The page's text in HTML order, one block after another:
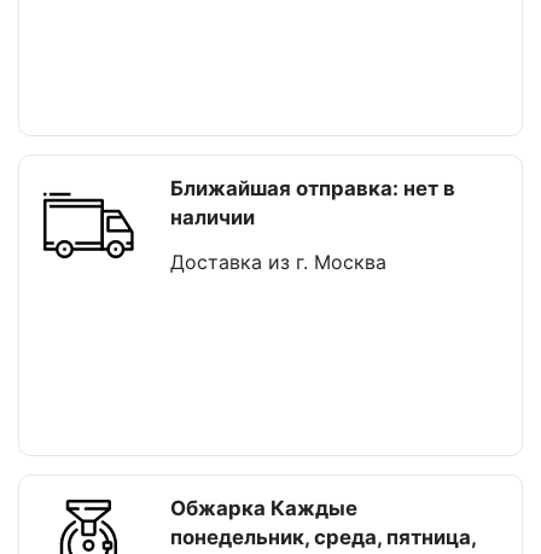
Ближайшая отправка: нет в
наличии
Доставка из г. Москва
Обжарка Каждые
понедельник, среда, пятница,